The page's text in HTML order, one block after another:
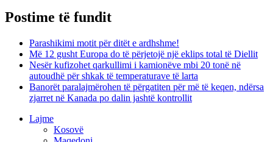
Postime të fundit
Parashikimi motit për ditët e ardhshme!
Më 12 gusht Europa do të përjetojë një eklips total të Diellit
Nesër kufizohet qarkullimi i kamionëve mbi 20 tonë në
autoudhë për shkak të temperaturave të larta
Banorët paralajmërohen të përgatiten për më të keqen, ndërsa
zjarret në Kanada po dalin jashtë kontrollit
Lajme
Kosovë